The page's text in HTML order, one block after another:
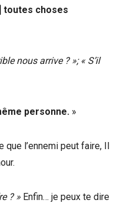
toutes choses
nous arrive ? »; « S’il
personne. »
que l’ennemi peut faire, Il
? » Enfin… je peux te dire